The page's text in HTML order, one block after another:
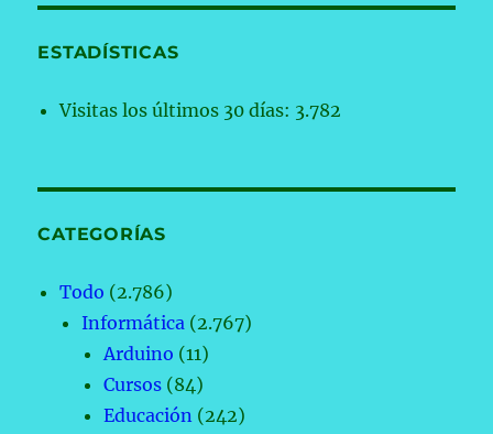
ESTADÍSTICAS
Visitas los últimos 30 días: 3.782
CATEGORÍAS
Todo (2.786)
Informática (2.767)
Arduino (11)
Cursos (84)
Educación (242)